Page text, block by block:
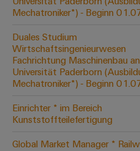
Energiewende
Effizienter
Betrieb
von
Windparks
Bestückte
Klemmenleisten
Modifizierte
und
bestückte
Mechatroniker*) - Beginn
Duales Studium
Wirtschaftsingenieurwesen
Fachrichtung Maschinenbau
Universität Paderborn
Mechatroniker*) - Beginn
Einrichter * im Bereich
Kunststoffteilefertigung
Global Market Manager *